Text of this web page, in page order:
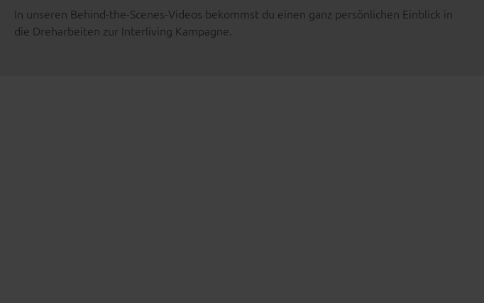
In unseren Behind-the-Scenes-Videos bekommst du einen ganz persönlichen Einblick in
die Dreharbeiten zur Interliving Kampagne.